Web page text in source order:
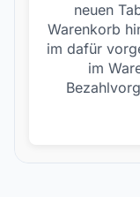
neuen
Warenkorb
im dafür
im